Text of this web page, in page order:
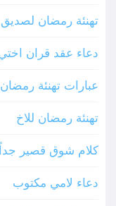
تهنئة رمضان لصديق
دعاء عقد قران
عبارات تهنئة
تهنئة رمضان للاخ
كلام شوق قصير جداً
دعاء لامي مكتوب